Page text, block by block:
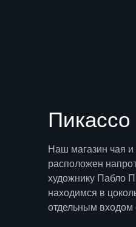
Наш магазин чая
расположен
художнику Пабло
находимся в
отдельным входом
Пикассо